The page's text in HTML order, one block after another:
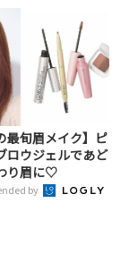
最旬眉メイク】ピ
ロウジェルであど
り眉に♡
by